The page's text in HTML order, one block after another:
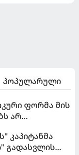
პოპულარული
ფორმა მის
არ
კაპიტანმა
გადასვლის